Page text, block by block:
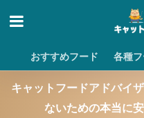
おすすめフード 各種
キャットフードアドバイ
ないための本当に